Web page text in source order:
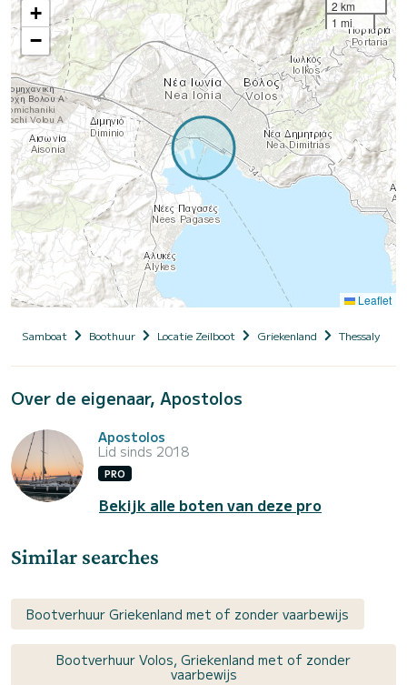
+
−
2 km
1 mi
Leaflet
Samboat Boothuur Locatie Zeilboot Griekenland Thessaly
Over de eigenaar, Apostolos
Apostolos
Lid sinds 2018
PRO
Bekijk alle boten van deze pro
Similar searches
Bootverhuur Griekenland met of zonder vaarbewijs
Bootverhuur Volos, Griekenland met of zonder
vaarbewijs